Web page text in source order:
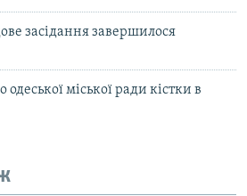
засідання завершилося
міської ради кістки в